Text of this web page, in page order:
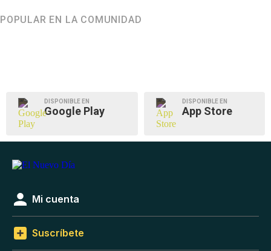
POPULAR EN LA COMUNIDAD
DISPONIBLE EN
Google Play
DISPONIBLE EN
App Store
Mi cuenta
Suscríbete